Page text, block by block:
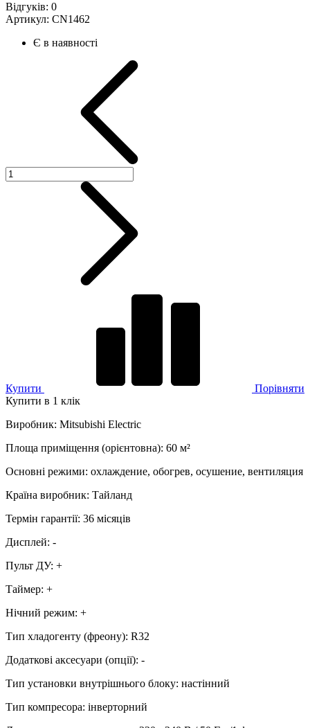
Відгуків: 0
Артикул: CN1462
Є в наявності
Купити
Порівняти
Купити в 1 клік
Виробник: Mitsubishi Electric
Площа приміщення (орієнтовна): 60 м²
Основні режими: охлаждение, обогрев, осушение, вентиляция
Країна виробник: Тайланд
Термін гарантії: 36 місяців
Дисплей: -
Пульт ДУ: +
Таймер: +
Нічний режим: +
Тип хладогенту (фреону): R32
Додаткові аксесуари (опції): -
Тип установки внутрішнього блоку: настінний
Тип компресора: інверторний